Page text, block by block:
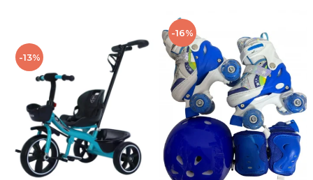
-13%
-16%